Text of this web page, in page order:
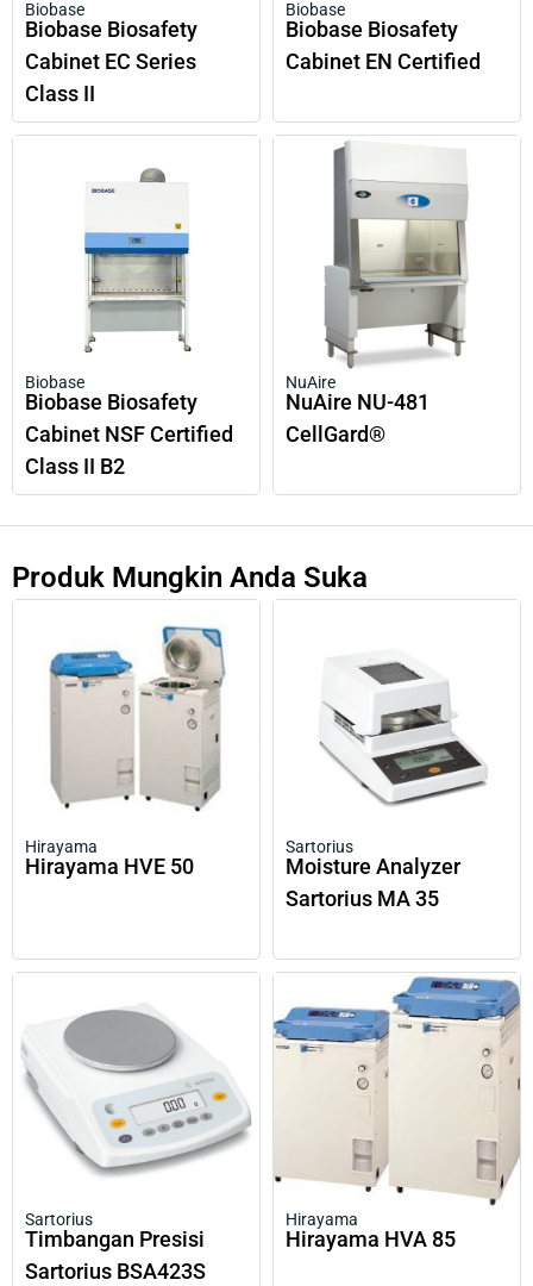
Biobase
Biobase Biosafety
Cabinet EC Series
Class II
Biobase
Biobase Biosafety
Cabinet EN Certified
Biobase
Biobase Biosafety
Cabinet NSF Certified
Class II B2
NuAire
NuAire NU-481
CellGard®
Produk Mungkin Anda Suka
Hirayama
Hirayama HVE 50
Sartorius
Moisture Analyzer
Sartorius MA 35
Sartorius
Timbangan Presisi
Sartorius BSA423S
Hirayama
Hirayama HVA 85